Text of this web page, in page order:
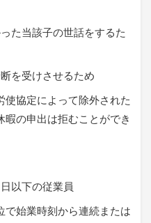
た当該子の世話をするた
を受けさせるため
使協定によって除外された
の申出は拒むことができ
以下の従業員
で始業時刻から連続または